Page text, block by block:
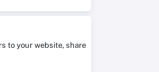
to your website, share